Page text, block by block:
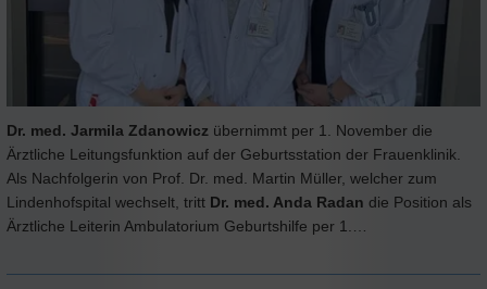
Dr. med. Jarmila Zdanowicz übernimmt per 1. November die
Ärztliche Leitungsfunktion auf der Geburtsstation der Frauenklinik.
Als Nachfolgerin von Prof. Dr. med. Martin Müller, welcher zum
Lindenhofspital wechselt, tritt Dr. med. Anda Radan die Position als
Ärztliche Leiterin Ambulatorium Geburtshilfe per 1.…